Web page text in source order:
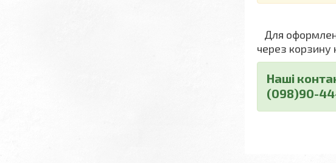
Для
через корзину
Наші
(098)90-